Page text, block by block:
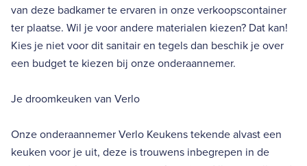
van deze badkamer te ervaren in onze verkoopscontainer
ter plaatse. Wil je voor andere materialen kiezen? Dat kan!
Kies je niet voor dit sanitair en tegels dan beschik je over
een budget te kiezen bij onze onderaannemer.
Je droomkeuken van Verlo
Onze onderaannemer Verlo Keukens tekende alvast een
keuken voor je uit, deze is trouwens inbegrepen in de